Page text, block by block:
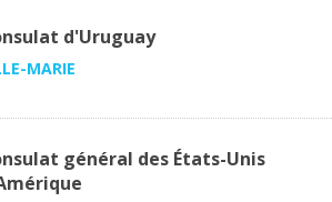
d'Uruguay
MARIE
général des États-Unis